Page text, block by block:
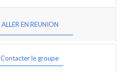
ALLER EN REUNION
Contacter le groupe